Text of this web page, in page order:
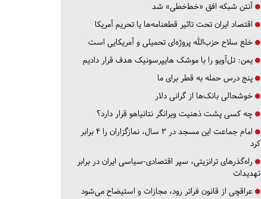
آنتن شبکه افق «خط‌خطی» شد
اقتصاد ایران تحت تاثیر قطعنامه‌ها یا تحریم‌ آمریکا
خلع سلاح حزب‌الله پروژه‌ای تحمیلی و آمریکایی است
یمن: تل‌آویو را با موشک هایپرسونیک هدف قرار دادیم
پنج درس‌ حمله به قطر برای ما
خوشحالی بانک‌ها از گرانی دلار
چه کسی پشت ذهنیت ویرانگر نتانیاهو قرار دارد؟
امام جماعت این مسجد در ۳ سال، نمازگزاران را ۴ برابر
کرد
راه‌گذرهای ترانزیتی، سپر اقتصادی-سیاسی ایران در برابر
تهدیدات
عراقچی از قانون فراتر رود، مجازات و استیضاح می‌شود